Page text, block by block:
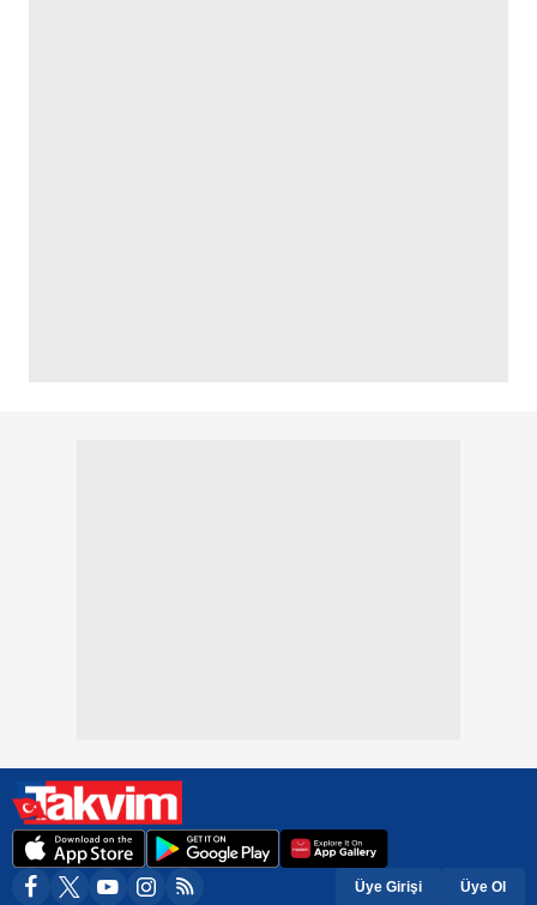
Üye Girişi Üye Ol